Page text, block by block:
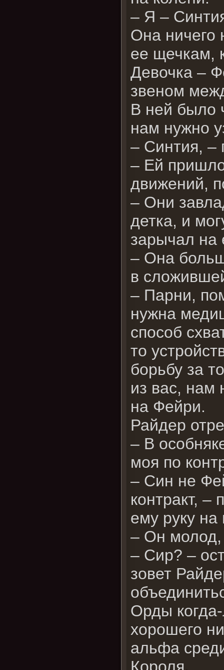
– Я –
Она ничего
ее щечкам,
Девочка –
звеном
В ней было
нам нужно
– Синтия, –
– Ей
движений,
– Они
детка, и
зарычал на
– Она
в
– Парни,
нужна
способ
то
борьбу за
из вас, нам
на Фейри.
Райдер
– В
моя по
– Син не
контракт,
ему руку
– Он молод,
– Сир? –
зовет
Орды
хорошего
альфа
Короля.